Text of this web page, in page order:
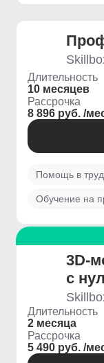
Длительность
10 месяцев
Рассрочка
8 896 руб. /
Помощь в
Обучение на
3D-
с
Длительность
2 месяца
Рассрочка
5 490 руб. /